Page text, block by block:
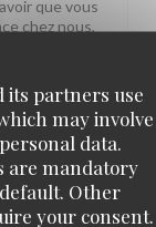
its partners use
may involve
data.
are mandatory
Other
your consent.
que vous
chez nous,
jour. On
!
4/5 VALUE :